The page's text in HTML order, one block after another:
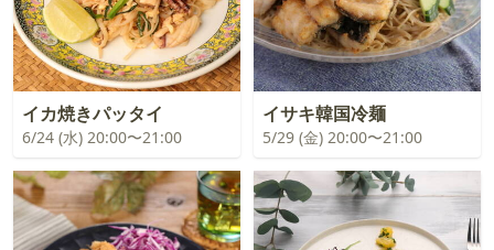
イカ焼きパッタイ
6/24 (水) 20:00〜21:00
イサキ韓国冷麺
5/29 (金) 20:00〜21:00